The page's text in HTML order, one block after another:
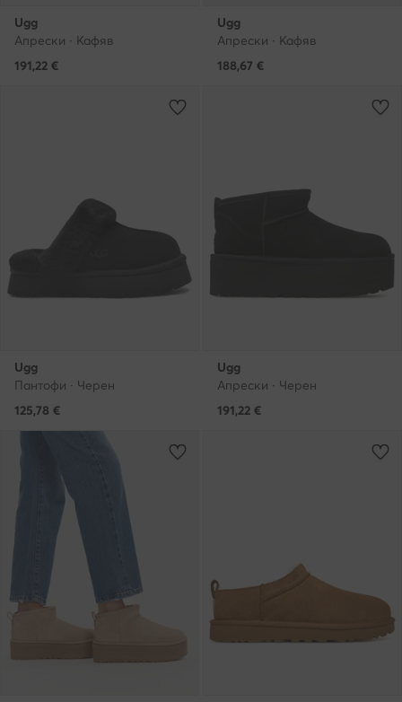
Ugg
Апрески · Кафяв
191,22 €
Ugg
Апрески · Кафяв
188,67 €
Ugg
Пантофи · Черен
125,78 €
Ugg
Апрески · Черен
191,22 €